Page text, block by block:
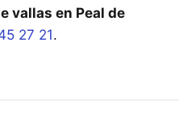
vallas en Peal de
27 21.